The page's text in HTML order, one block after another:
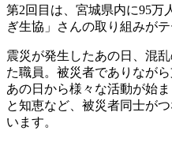
第2回目は、宮城県内に95万
ぎ生協」さんの取り組みがテ
震災が発生したあの日、混
た職員。被災者でありなが
あの日から様々な活動が始
と知恵など、被災者同士が
います。